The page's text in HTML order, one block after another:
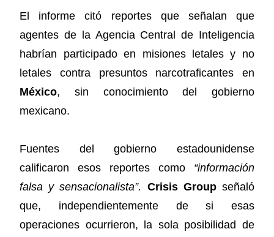
El informe citó reportes que señalan que
agentes de la Agencia Central de Inteligencia
habrían participado en misiones letales y no
letales contra presuntos narcotraficantes en
México, sin conocimiento del gobierno
mexicano.
Fuentes del gobierno estadounidense
calificaron esos reportes como “información
falsa y sensacionalista”. Crisis Group señaló
que, independientemente de si esas
operaciones ocurrieron, la sola posibilidad de